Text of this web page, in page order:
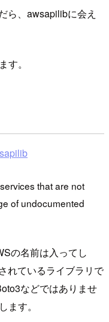
ら、awsapilibに会え
す。
that are not
of undocumented
の名前は入ってし
れているライブラリで
などではありませ
ます。